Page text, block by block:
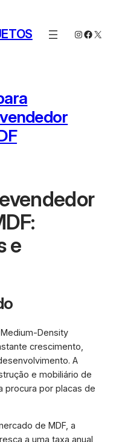
Instagram
X
e
Density
crescimento,
A
e mobiliário de
procura por placas de
de MDF, a
a uma taxa anual